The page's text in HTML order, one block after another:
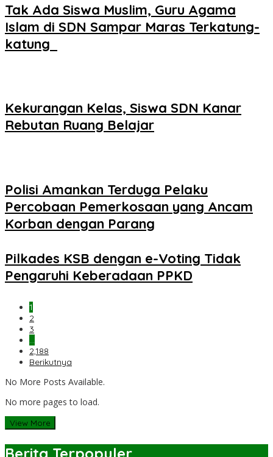
Tak Ada Siswa Muslim, Guru Agama
Islam di SDN Sampar Maras Terkatung-
katung ‎
Kekurangan Kelas, Siswa SDN Kanar
Rebutan Ruang Belajar
Polisi Amankan Terduga Pelaku
Percobaan Pemerkosaan yang Ancam
Korban dengan Parang
Pilkades KSB dengan e-Voting Tidak
Pengaruhi Keberadaan PPKD
1
2
3
…
2,188
Berikutnya
No More Posts Available.
No more pages to load.
View More